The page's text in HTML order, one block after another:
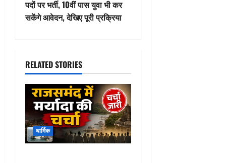
n
v
i
g
a
t
पदों पर भर्ती, 10वीं पास युवा भी कर
सकेंगे आवेदन, देखिए पूरी प्रक्रिया
RELATED STORIES
धार्मिक